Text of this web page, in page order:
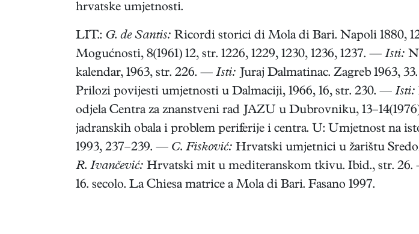
hrvatske umjetnosti.
LIT.: G. de Santis: Ricordi storici di Mola di Bari. Napoli 1880,
Mogućnosti, 8(1961) 12, str. 1226, 1229, 1230, 1236, 1237. — Isti:
kalendar, 1963, str. 226. — Isti: Juraj Dalmatinac. Zagreb 1963,
Prilozi povijesti umjetnosti u Dalmaciji, 1966, 16, str. 230. — Isti:
odjela Centra za znanstveni rad JAZU u Dubrovniku,
jadranskih obala i problem periferije i centra. U: Umjetnost na
1993, 237–239. — C. Fisković: Hrvatski umjetnici u žarištu
R. Ivančević: Hrvatski mit u mediteranskom tkivu. Ibid., str.
16. secolo. La Chiesa matrice a Mola di Bari. Fasano 1997.